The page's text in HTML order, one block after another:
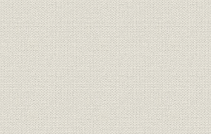
最初の回転窯
窯の増設と生灰焼成法
社時代深川工場の思出
ルトランドセメント業技術会及日本ポルトランドセ